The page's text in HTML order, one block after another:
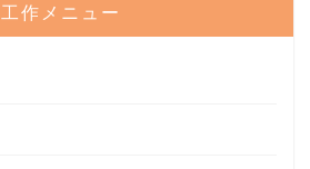
工作メニュー